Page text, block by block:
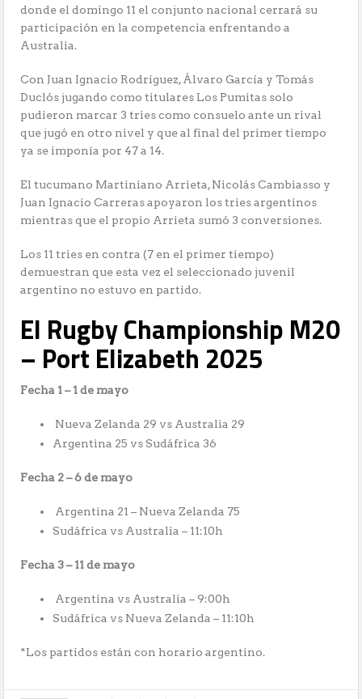
donde el domingo 11 el conjunto nacional cerrará su
participación en la competencia enfrentando a
Australia.
Con Juan Ignacio Rodríguez, Álvaro García y Tomás
Duclós jugando como titulares Los Pumitas solo
pudieron marcar 3 tries como consuelo ante un rival
que jugó en otro nivel y que al final del primer tiempo
ya se imponía por 47 a 14.
El tucumano Martiniano Arrieta, Nicolás Cambiasso y
Juan Ignacio Carreras apoyaron los tries argentinos
mientras que el propio Arrieta sumó 3 conversiones.
Los 11 tries en contra (7 en el primer tiempo)
demuestran que esta vez el seleccionado juvenil
argentino no estuvo en partido.
El Rugby Championship M20
– Port Elizabeth 2025
Fecha 1 – 1 de mayo
Nueva Zelanda 29 vs Australia 29
Argentina 25 vs Sudáfrica 36
Fecha 2 – 6 de mayo
Argentina 21 – Nueva Zelanda 75
Sudáfrica vs Australia – 11:10h
Fecha 3 – 11 de mayo
Argentina vs Australia – 9:00h
Sudáfrica vs Nueva Zelanda – 11:10h
*Los partidos están con horario argentino.